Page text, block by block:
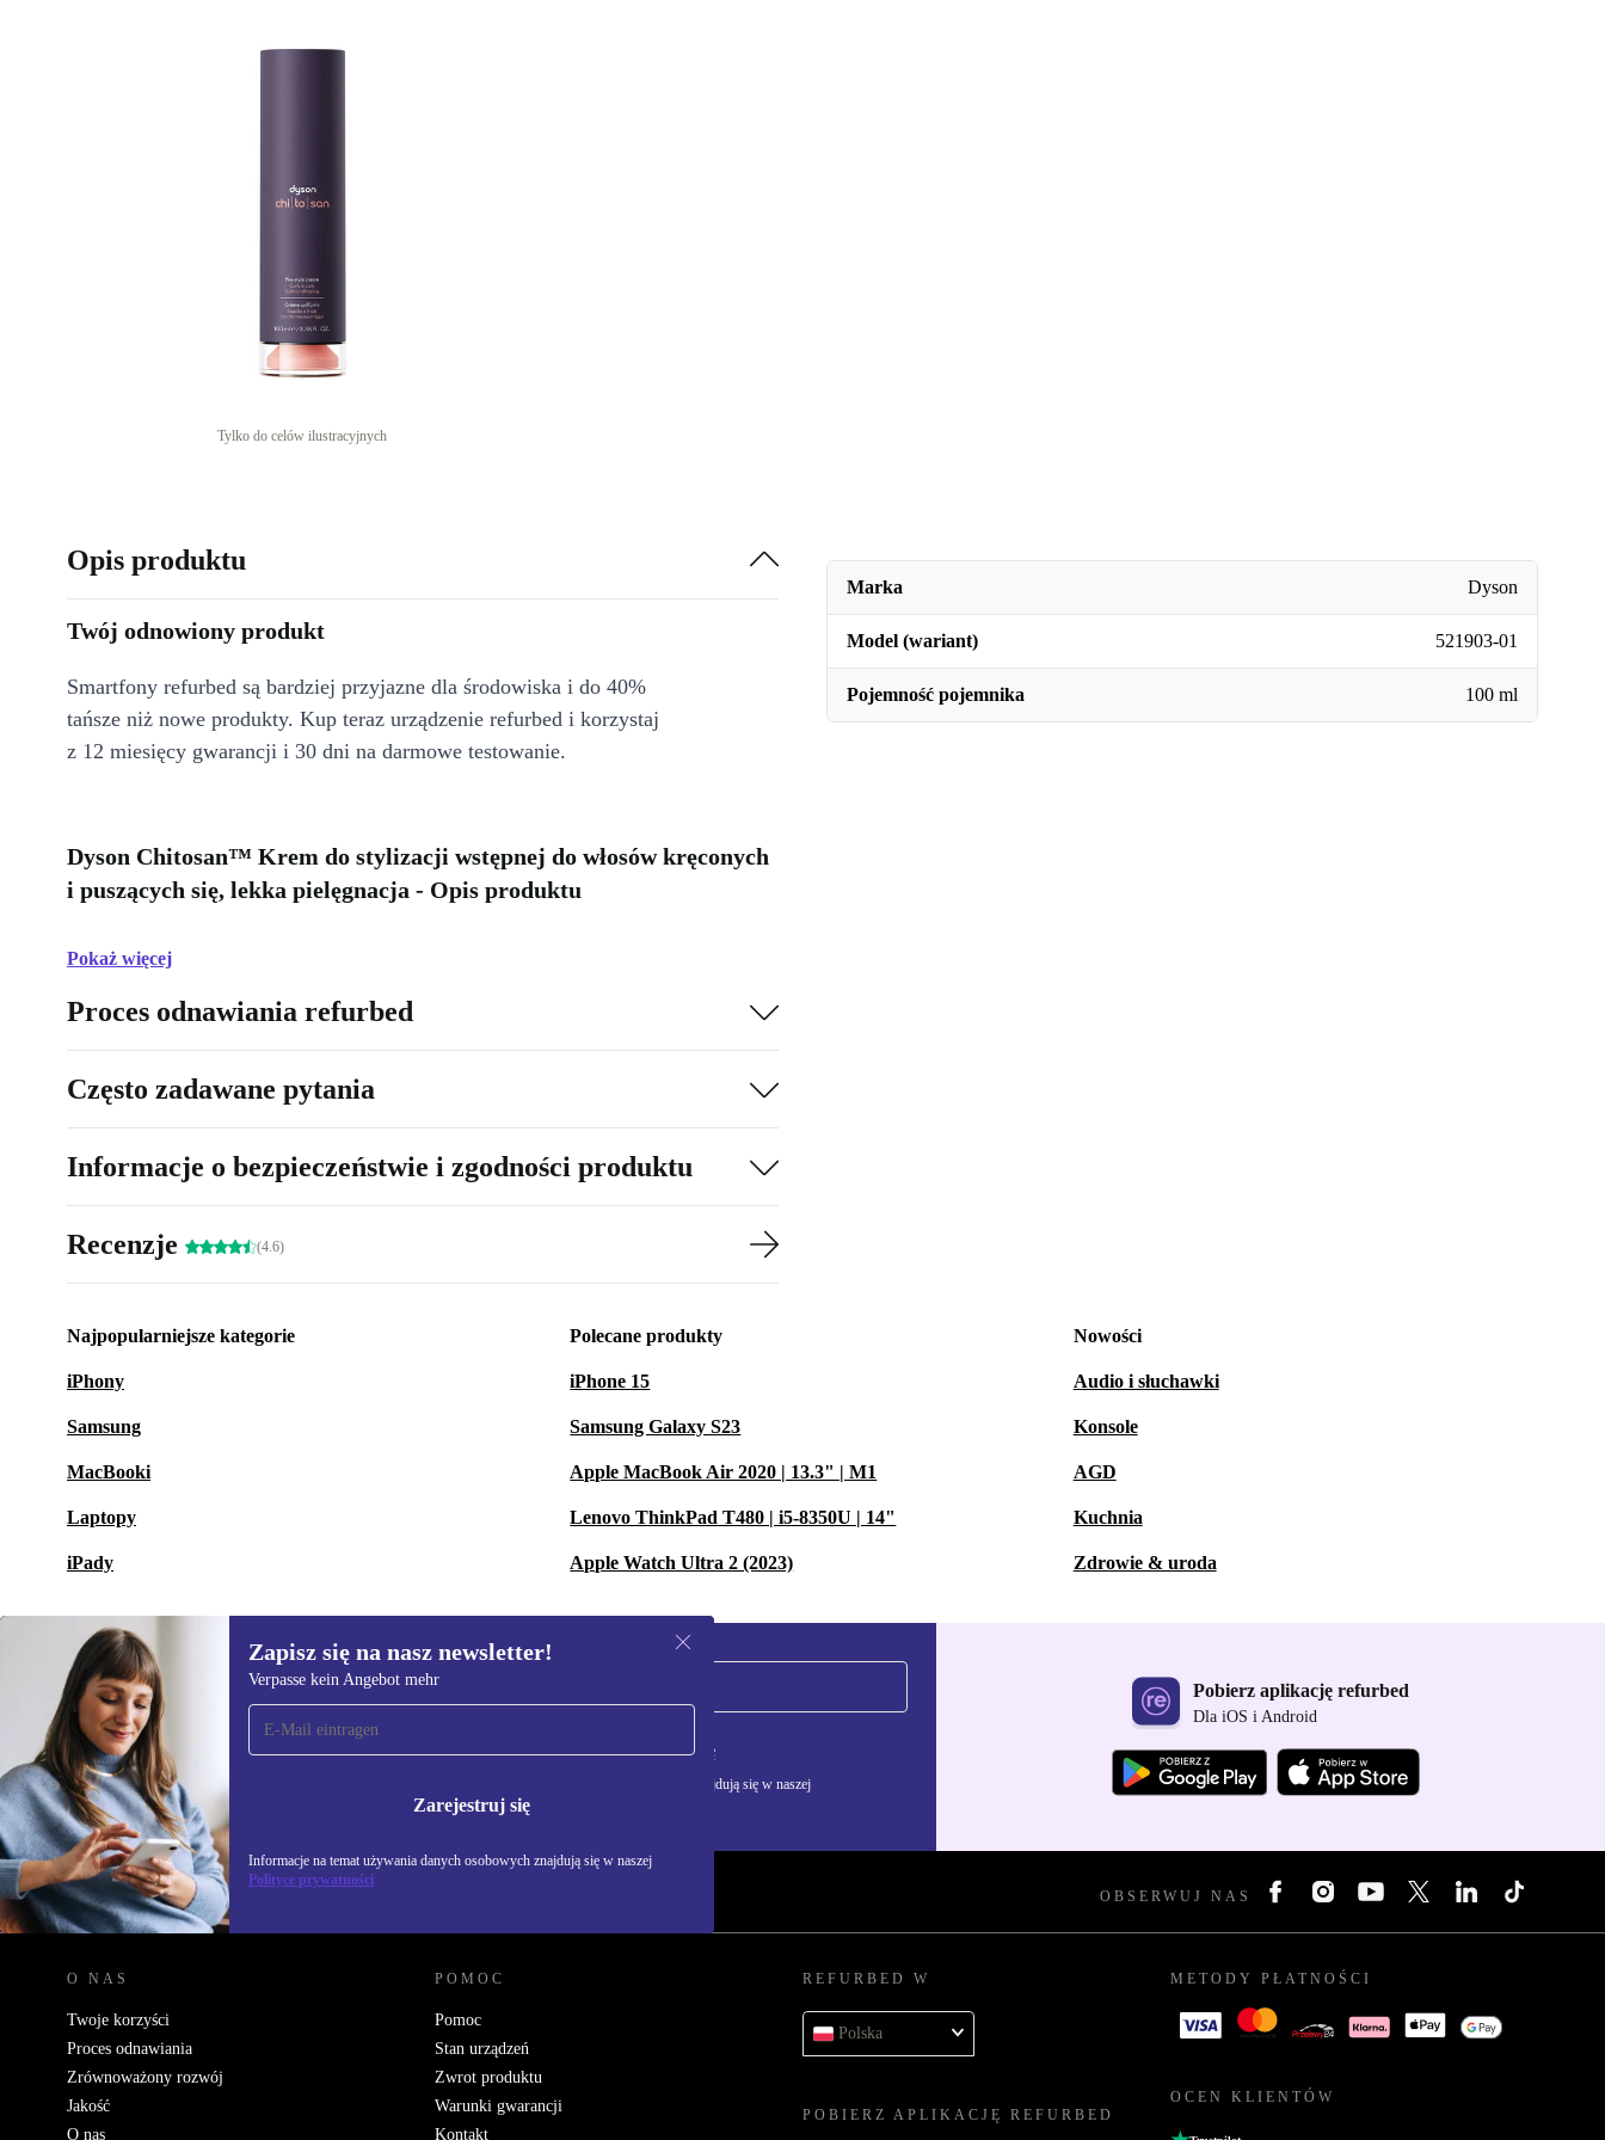
Tylko do celów ilustracyjnych
Marka Dyson
Model (wariant) 521903-01
Pojemność pojemnika 100 ml
Opis produktu
Twój odnowiony produkt
Smartfony refurbed są bardziej przyjazne dla środowiska i do 40%
tańsze niż nowe produkty. Kup teraz urządzenie refurbed i korzystaj
z 12 miesięcy gwarancji i 30 dni na darmowe testowanie.
Dyson Chitosan™ Krem do stylizacji wstępnej do włosów kręconych
i puszących się, lekka pielęgnacja - Opis produktu
Pokaż więcej
Proces odnawiania refurbed
Często zadawane pytania
Informacje o bezpieczeństwie i zgodności produktu
Recenzje (4.6)
Najpopularniejsze kategorie
iPhony
Samsung
MacBooki
Laptopy
iPady
Polecane produkty
iPhone 15
Samsung Galaxy S23
Apple MacBook Air 2020 | 13.3" | M1
Lenovo ThinkPad T480 | i5-8350U | 14"
Apple Watch Ultra 2 (2023)
Nowości
Audio i słuchawki
Konsole
AGD
Kuchnia
Zdrowie & uroda
Zapisz się na nasz newsletter!
Verpasse kein Angebot mehr
Zarejestruj się
Informacje na temat używania danych osobowych znajdują się w naszej
Polityce prywatności
Zapisz się na nasz
newsletter!
Nie przegap żadnej oferty.
Zarejestruj się
Informacje na temat używania danych osobowych znajdują się w naszej
Polityce prywatności
Pobierz aplikację refurbed
Dla iOS i Android
REFURBED POLSKA - RETHINK NEW. OBSERWUJ NAS
O NAS
Twoje korzyści
Proces odnawiania
Zrównoważony rozwój
Jakość
O nas
POMOC
Pomoc
Stan urządzeń
Zwrot produktu
Warunki gwarancji
Kontakt
REFURBED W
Polska
POBIERZ APLIKACJĘ REFURBED
METODY PŁATNOŚCI
OCEN KLIENTÓW